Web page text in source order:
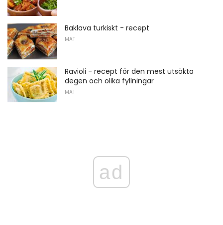
Baklava turkiskt - recept
MAT
Ravioli - recept för den mest utsökta
degen och olika fyllningar
MAT
ad